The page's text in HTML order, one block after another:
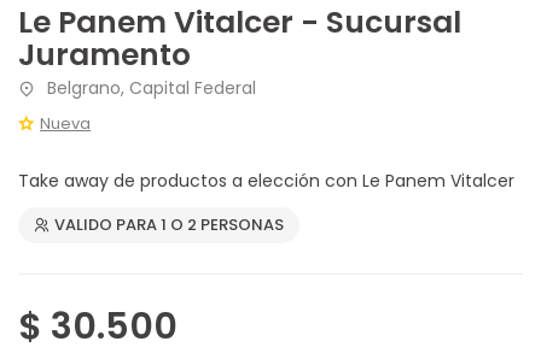
Le Panem Vitalcer - Sucursal
Juramento
Belgrano, Capital Federal
Nueva
Take away de productos a elección con Le Panem Vitalcer
VALIDO PARA 1 O 2 PERSONAS
$ 30.500